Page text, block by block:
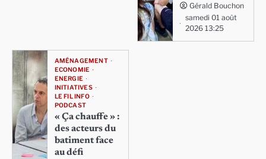
Gérald Bouchon
samedi 01 août
2026 13:25
AMÉNAGEMENT
ECONOMIE
ENERGIE
INITIATIVES
LE FIL INFO
PODCAST
« Ça chauffe » :
des acteurs du
batiment face
au défi